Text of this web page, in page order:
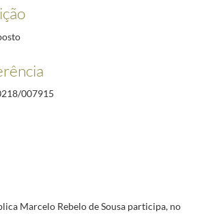
007915
Marcelo Rebelo de Sousa participa, no